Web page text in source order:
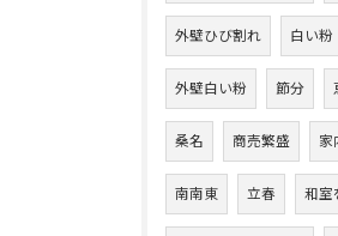
外壁ひび割れ 白い粉
外壁白い粉 節分
桑名 商売繁盛 家
南南東 立春 和室